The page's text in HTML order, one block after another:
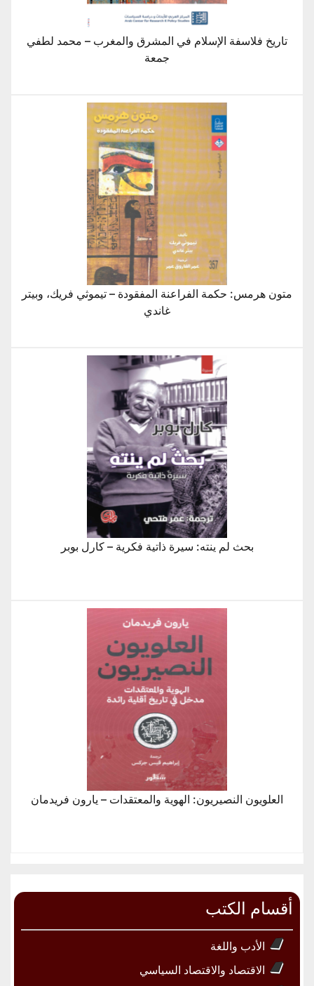
تاريخ فلاسفة الإسلام في المشرق والمغرب – محمد لطفي
جمعة
متون هرمس: حكمة الفراعنة المفقودة – تيموثي فريك، وبيتر
غاندي
بحث لم ينته: سيرة ذاتية فكرية – كارل بوبر
العلويون النصيريون: الهوية والمعتقدات – يارون فريدمان
أقسام الكتب
الأدب واللغة
الاقتصاد والاقتصاد السياسي